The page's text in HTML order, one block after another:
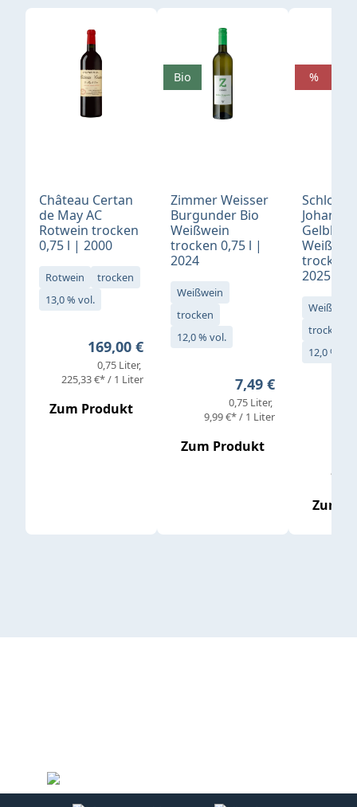
Produktgalerie überspringen
Château Certan
de May AC
Rotwein trocken
0,75 l | 2000
Rotwein
trocken
13,0 % vol.
Regulärer Preis:
169,00 €
0,75 Liter
225,33 €* / 1 Liter
Zum Produkt
Zimmer Weisser
Burgunder Bio
Weißwein
trocken 0,75 l |
2024
Weißwein
trocken
12,0 % vol.
Regulärer Preis:
7,49 €
0,75 Liter
9,99 €* / 1 Liter
Zum Produkt
Bio
Schloß
Gelblack
trocken
2025
Weißwein
trocken
12,0 % vol.
Zum
%